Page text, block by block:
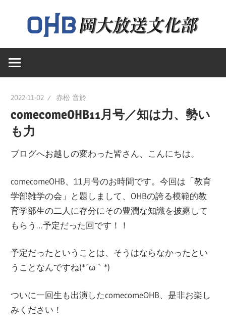
ン
へ
大
学
放
送
文
岡
大
文
化
部
ウ
ェ
ブ
ペ
ジ
で
2022-11-02 赤松 音於
comecomeOHB11月号／知は力、勢い
も力
ブログへお越しの変わった皆さん、こんにちは。
comecomeOHB、11月号のお時間です。今回は「教育
学部雑学の会」と題しまして、OHBの誇る模範的教
育学部生の二人に存分にその豊潤な知識を披露して
もらう…予定だった回です！！
予定だったということは、そうはならなかったとい
うことなんですね(*´ω｀*)
ついに一回生も出演したcomecomeOHB、是非お楽し
みください！